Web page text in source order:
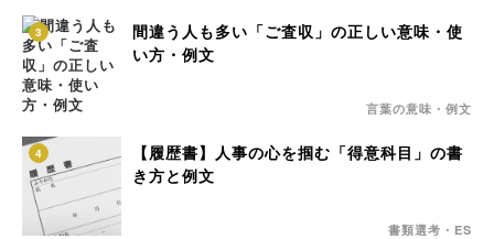
3
間違う人も多い「ご査収」の正しい意味・使
い方・例文
言葉の意味・例文
4
【履歴書】人事の心を掴む「得意科目」の書
き方と例文
書類選考・ES